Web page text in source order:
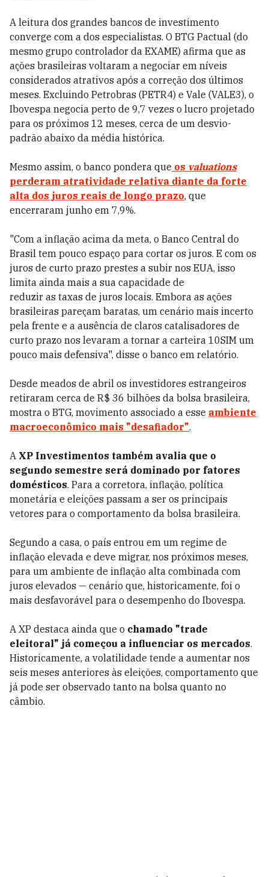
A leitura dos grandes bancos de investimento
converge com a dos especialistas. O BTG Pactual (do
mesmo grupo controlador da EXAME) afirma que as
ações brasileiras voltaram a negociar em níveis
considerados atrativos após a correção dos últimos
meses. Excluindo Petrobras (PETR4) e Vale (VALE3), o
Ibovespa negocia perto de 9,7 vezes o lucro projetado
para os próximos 12 meses, cerca de um desvio-
padrão abaixo da média histórica.
Mesmo assim, o banco pondera que os valuations
perderam atratividade relativa diante da forte
alta dos juros reais de longo prazo, que
encerraram junho em 7,9%.
"Com a inflação acima da meta, o Banco Central do
Brasil tem pouco espaço para cortar os juros. E com os
juros de curto prazo prestes a subir nos EUA, isso
limita ainda mais a sua capacidade de
reduzir as taxas de juros locais. Embora as ações
brasileiras pareçam baratas, um cenário mais incerto
pela frente e a ausência de claros catalisadores de
curto prazo nos levaram a tornar a carteira 10SIM um
pouco mais defensiva", disse o banco em relatório.
Desde meados de abril os investidores estrangeiros
retiraram cerca de R$ 36 bilhões da bolsa brasileira,
mostra o BTG, movimento associado a esse ambiente
macroeconômico mais "desafiador".
A XP Investimentos também avalia que o
segundo semestre será dominado por fatores
domésticos. Para a corretora, inflação, política
monetária e eleições passam a ser os principais
vetores para o comportamento da bolsa brasileira.
Segundo a casa, o país entrou em um regime de
inflação elevada e deve migrar, nos próximos meses,
para um ambiente de inflação alta combinada com
juros elevados — cenário que, historicamente, foi o
mais desfavorável para o desempenho do Ibovespa.
A XP destaca ainda que o chamado "trade
eleitoral" já começou a influenciar os mercados.
Historicamente, a volatilidade tende a aumentar nos
seis meses anteriores às eleições, comportamento que
já pode ser observado tanto na bolsa quanto no
câmbio.